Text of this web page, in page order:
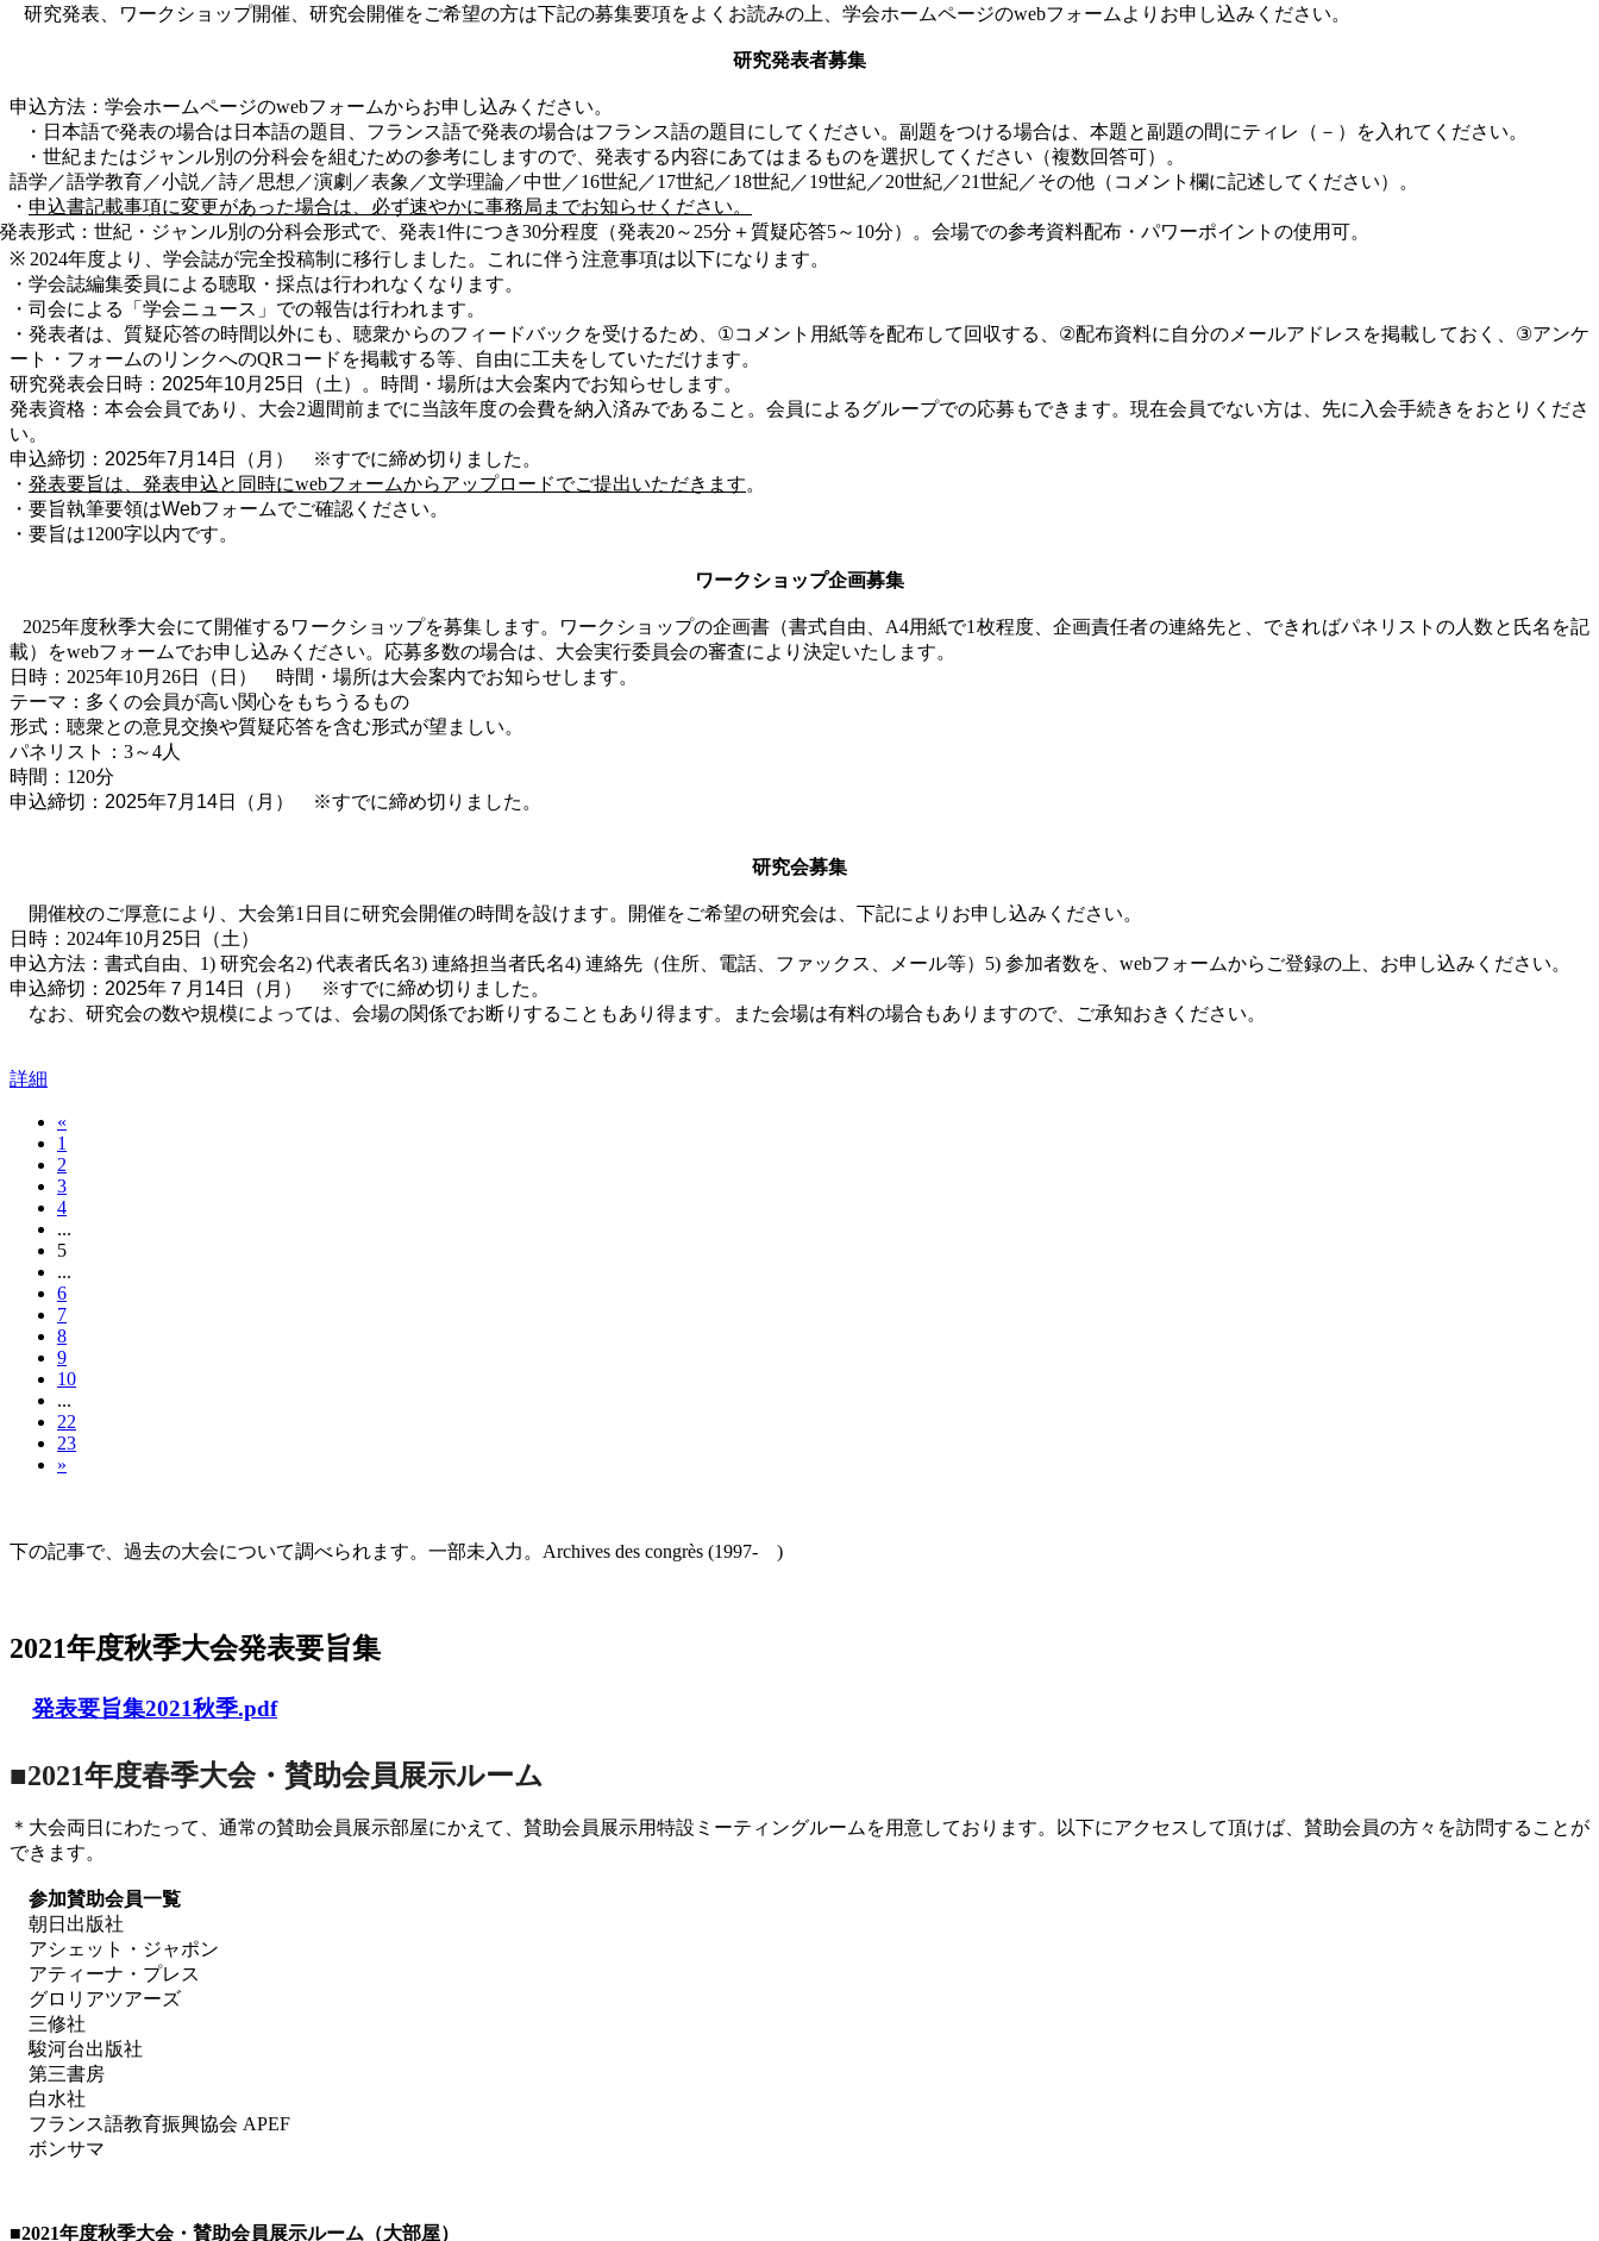
研究発表、ワークショップ開催、研究会開催をご希望の方は下記の募集要項をよくお読みの上、学会ホームページのwebフォームよりお申し込みください。
研究発表者募集
申込方法：学会ホームページのwebフォームからお申し込みください。
・日本語で発表の場合は日本語の題目、フランス語で発表の場合はフランス語の題目にしてください。副題をつける場合は、本題と副題の間にティレ（－）を入れてください。
・世紀またはジャンル別の分科会を組むための参考にしますので、発表する内容にあてはまるものを選択してください（複数回答可）。
語学／語学教育／小説／詩／思想／演劇／表象／文学理論／中世／16世紀／17世紀／18世紀／19世紀／20世紀／21世紀／その他（コメント欄に記述してください）。
・ 申込書記載事項に変更があった場合は、必ず速やかに事務局までお知らせください。
表形式：世紀・ジャンル別の分科会形式で、発表1件につき30分程度（発表20～ 25分＋質疑応答5～ 10分）。会場での参考資料配布・パワーポイントの使用可。
※ 2024年度より、学会誌が完全投稿制に移行しました。これに伴う注意事項は以下になります。
・学会誌編集委員による聴取・採点は行われなくなります。
・司会による「学会ニュース」での報告は行われます。
・発表者は、質疑応答の時間以外にも、聴衆からのフィードバックを受けるため、 ①コメント用紙等を配布して回収する、 ②配布資料に自分のメールアドレスを掲載しておく、 ③アンケ
ート・フォームのリンクへのQR コードを掲載する等、自由に工夫をしていただけます。
研究発表会日時：2025年10月25日
（土）。時間・場所は大会案内でお知らせします。
発表資格：本会会員であり、大会2週間前までに当該年度の会費を納入済みであること。会員によるグループでの応募もできます。現在会員でない方は、先に入会手続きをおとりくださ
い。
申込締切：2025年7月14日（月） ※すでに締め切りました。
・ 発表要旨は、発表申込と同時にwebフォームからアップロードでご提出いただきます。
・要旨執筆要領はWebフォームでご確認ください。
・要旨は1200字以内です。
ワークショップ企画募集
2025年度秋季大会にて開催するワークショップを募集します。ワークショップの企画書（書式自由、 A4用紙で1 枚程度、企画責任者の連絡先と、できればパネリストの人数と氏名を記
載）をwebフォームでお申し込みください。応募多数の場合は、大会実行委員会の審査により決定いたします。
日時： 2025年10月 26日
（日） 時間・場所は大会案内でお知らせします。
テーマ：多くの会員が高い関心をもちうるもの
形式：聴衆との意見交換や質疑応答を含む形式が望ましい。
パネリスト： 3～4人
時間： 120分
申込締切：2025年7月14日（月） ※すでに締め切りました。
研究会募集
開催校のご厚意により、大会第1 日目に研究会開催の時間を設けます。開催をご希望の研究会は、下記によりお申し込みください。
日時： 2024年10月25日（土）
申込方法：書式自由、 1) 研究会名2) 代表者氏名3) 連絡担当者氏名4) 連絡先（住所、電話、ファックス、メール等） 5) 参加者数を、 webフォームからご登録の上、お申し込みください。
申込締切：2025年７月14日（月） ※すでに締め切りました。
なお、研究会の数や規模によっては、会場の関係でお断りすることもあり得ます。また会場は有料の場合もありますので、ご承知おきください。
詳細
«
1
2
3
4
...
5
...
6
7
8
9
10
...
22
23
»
下の記事で、過去の大会について調べられます。一部未入力。Archives des congrès (1997- )
2021年度秋季大会発表要旨集
発表要旨集2021秋季.pdf
■2021年度春季大会・賛助会員展示ルーム
＊大会両日にわたって、通常の賛助会員展示部屋にかえて、賛助会員展示用特設ミーティングルームを用意しております。以下にアクセスして頂けば、賛助会員の方々を訪問することが
できます。
参加賛助会員一覧
朝日出版社
アシェット・ジャポン
アティーナ・プレス
グロリアツアーズ
三修社
駿河台出版社
第三書房
白水社
フランス語教育振興協会 APEF
ボンサマ
■2021年度秋季大会・賛助会員展示ルーム（大部屋）